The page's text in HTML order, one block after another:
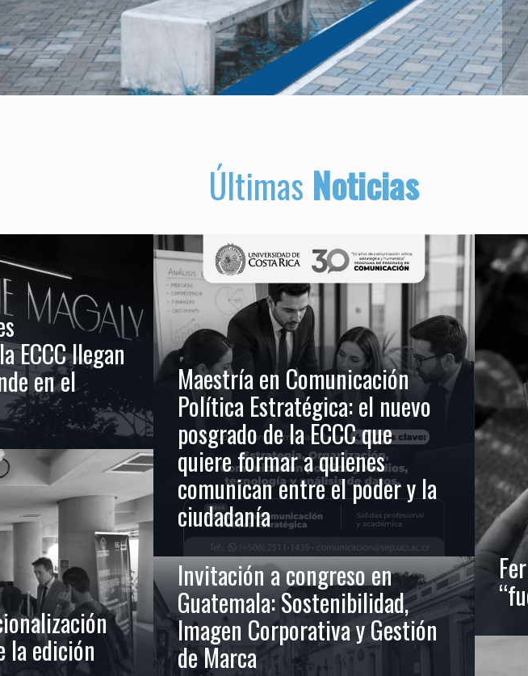
Últimas Noticias
ECCC llegan
en el Maestría en Comunicación
Política Estratégica: el nuevo
posgrado de la ECCC que
quiere formar a quienes
comunican entre el poder y la
ciudadanía
la edición
Invitación a congreso en
Guatemala: Sostenibilidad,
Imagen Corporativa y Gestión
de Marca